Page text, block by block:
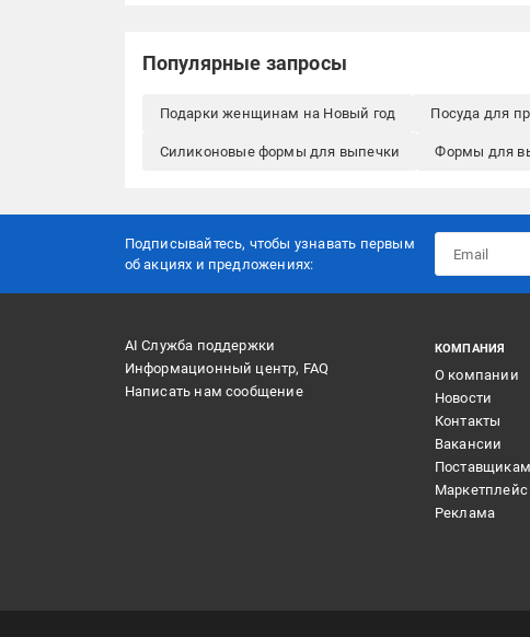
Популярные запросы
Подарки женщинам на Новый год Посуда для
Силиконовые формы для выпечки Формы для
Подписывайтесь, чтобы узнавать первым
об акцияx и предложениях:
AI Служба поддержки
Информационный центр, FAQ
Написать нам сообщение
КОМПАНИЯ
О компании
Новости
Контакты
Вакансии
Поставщикам
Маркетплейс
Реклама